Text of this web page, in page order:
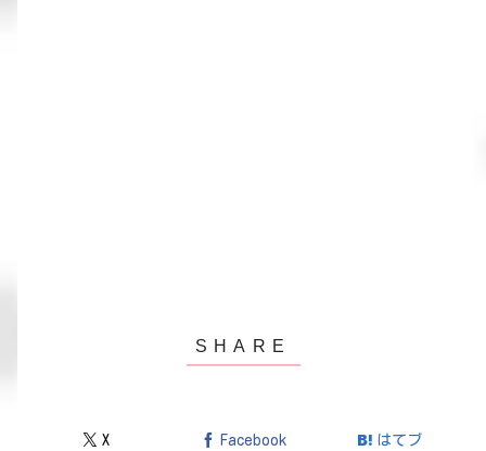
X Facebook はてブ